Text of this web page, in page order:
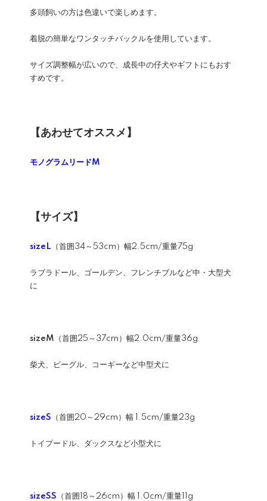
多頭飼いの方は色違いで楽しめます。
着脱の簡単なワンタッチバックルを使用しています。
サイズ調整幅が広いので、成長中の仔犬やギフトにもおす
すめです。
【あわせてオススメ】
モノグラムリードM
【サイズ】
sizeL （首囲34～53cm）幅2.5cm/重量75g
ラブラドール、ゴールデン、フレンチブルなど中・大型犬
に
sizeM （首囲25～37cm）幅2.0cm/重量36g
柴犬、ビーグル、コーギーなど中型犬に
sizeS （首囲20～29cm）幅 1.5cm/重量23g
トイプードル、ダックスなど小型犬に
sizeSS （首囲18～26cm）幅 1.0cm/重量11g